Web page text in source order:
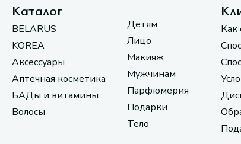
Каталог
BELARUS
KOREA
Аксессуары
Аптечная косметика
БАДы и витамины
Волосы
Детям
Лицо
Макияж
Мужчинам
Парфюмерия
Подарки
Тело
Как